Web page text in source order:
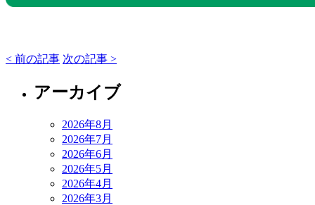
< 前の記事 次の記事 >
アーカイブ
2026年8月
2026年7月
2026年6月
2026年5月
2026年4月
2026年3月